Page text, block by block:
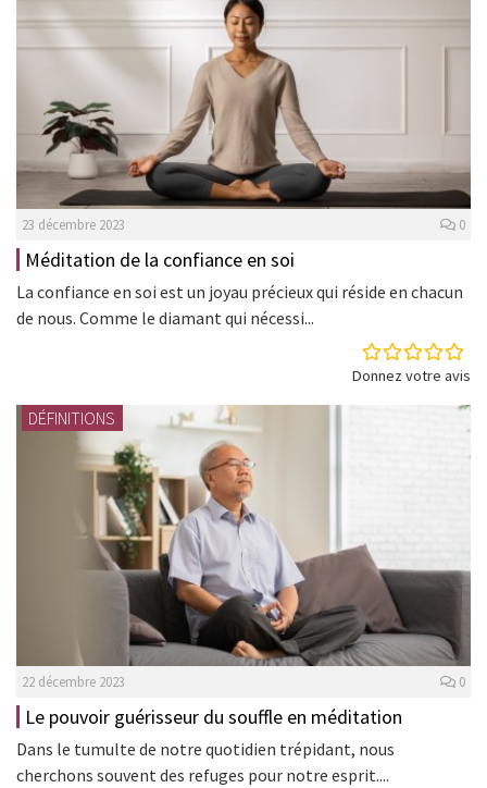
23 décembre 2023 0
Méditation de la confiance en soi
La confiance en soi est un joyau précieux qui réside en chacun
de nous. Comme le diamant qui nécessi...
Donnez votre avis
DÉFINITIONS
22 décembre 2023 0
Le pouvoir guérisseur du souffle en méditation
Dans le tumulte de notre quotidien trépidant, nous
cherchons souvent des refuges pour notre esprit....